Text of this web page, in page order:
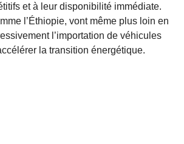
et à leur disponibilité immédiate.
l’Éthiopie, vont même plus loin en
l’importation de véhicules
la transition énergétique.